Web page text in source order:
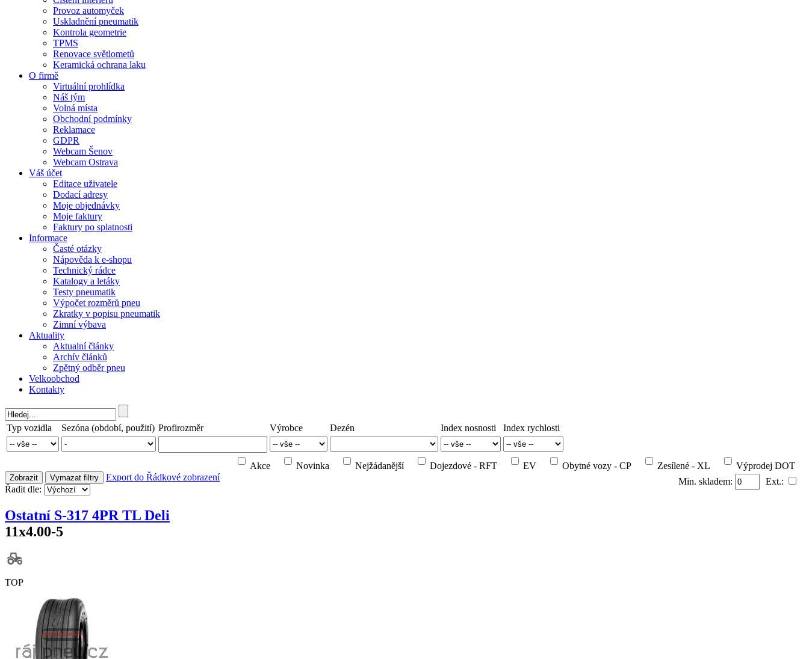
Provoz automyček
Uskladnění pneumatik
Kontrola geometrie
TPMS
Renovace světlometů
Keramická ochrana laku
O firmě
Virtuální prohlídka
Náš tým
Volná místa
Obchodní podmínky
Reklamace
GDPR
Webcam Šenov
Webcam Ostrava
Váš účet
Editace uživatele
Dodací adresy
Moje objednávky
Moje faktury
Faktury po splatnosti
Informace
Časté otázky
Nápověda k e-shopu
Technický rádce
Katalogy a letáky
Testy pneumatik
Výpočet rozměrů pneu
Zkratky v popisu pneumatik
Zimní výbava
Aktuality
Aktualní články
Archív článků
Zpětný odběr pneu
Velkoobchod
Kontakty
Typ vozidla Sezóna (období, použití) Profirozměr Výrobce Dezén Index nosnosti Index rychlosti
Akce Novinka Nejžádanější Dojezdové - RFT EV Obytné vozy - CP Zesílené - XL Výprodej DOT
Zobrazit Vymazat filtry Export do Ext.:
Min. skladem:
Řádkové zobrazení
Řadit dle:
Ostatní S-317 4PR TL Deli
11x4.00-5
TOP